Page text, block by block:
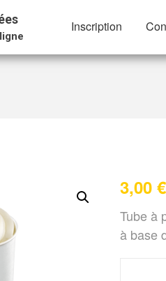
Inscription
Glacé Saveur Vanille
3,00 €
Tube à
à base